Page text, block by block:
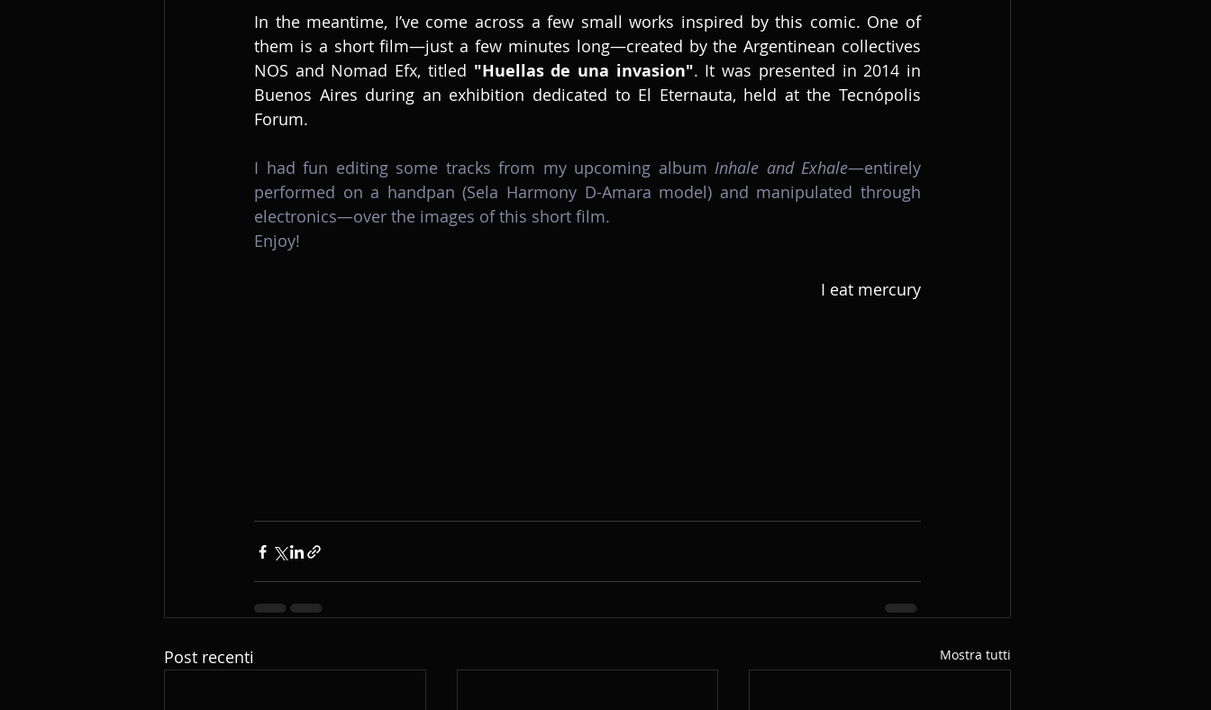
In the meantime, I’ve come across a few small works inspired by this comic. One of
them is a short film—just a few minutes long—created by the Argentinean collectives
NOS and Nomad Efx, titled "Huellas de una invasion". It was presented in 2014 in
Buenos Aires during an exhibition dedicated to El Eternauta, held at the Tecnópolis
Forum.
I had fun editing some tracks from my upcoming album Inhale and Exhale—entirely
performed on a handpan (Sela Harmony D-Amara model) and manipulated through
electronics—over the images of this short film.
Enjoy!
I eat mercury
Post recenti Mostra tutti